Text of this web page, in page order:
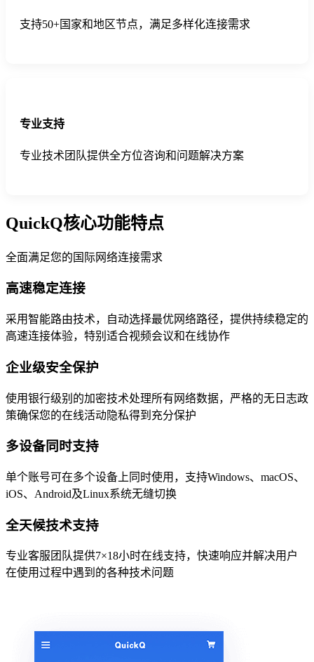
支持50+国家和地区节点，满足多样化连接需求
专业支持
专业技术团队提供全方位咨询和问题解决方案
QuickQ核心功能特点
全面满足您的国际网络连接需求
高速稳定连接
采用智能路由技术，自动选择最优网络路径，提供持续稳定的
高速连接体验，特别适合视频会议和在线协作
企业级安全保护
使用银行级别的加密技术处理所有网络数据，严格的无日志政
策确保您的在线活动隐私得到充分保护
多设备同时支持
单个账号可在多个设备上同时使用，支持Windows、macOS、
iOS、Android及Linux系统无缝切换
全天候技术支持
专业客服团队提供7×18小时在线支持，快速响应并解决用户
在使用过程中遇到的各种技术问题